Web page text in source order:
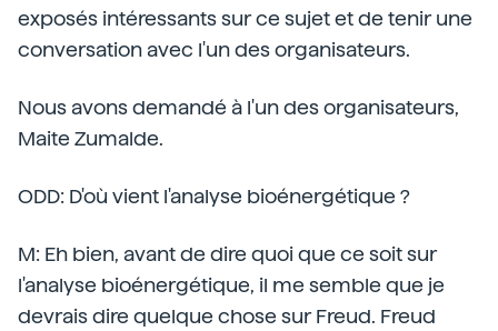
exposés intéressants sur ce sujet et de tenir une
conversation avec l'un des organisateurs.
Nous avons demandé à l'un des organisateurs,
Maite Zumalde.
ODD: D'où vient l'analyse bioénergétique ?
M: Eh bien, avant de dire quoi que ce soit sur
l'analyse bioénergétique, il me semble que je
devrais dire quelque chose sur Freud. Freud